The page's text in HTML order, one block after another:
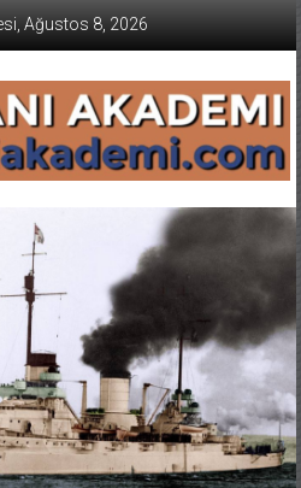
Ağustos 8, 2026